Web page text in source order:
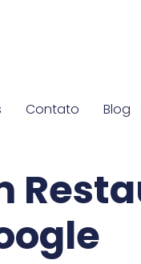
Contato Blog